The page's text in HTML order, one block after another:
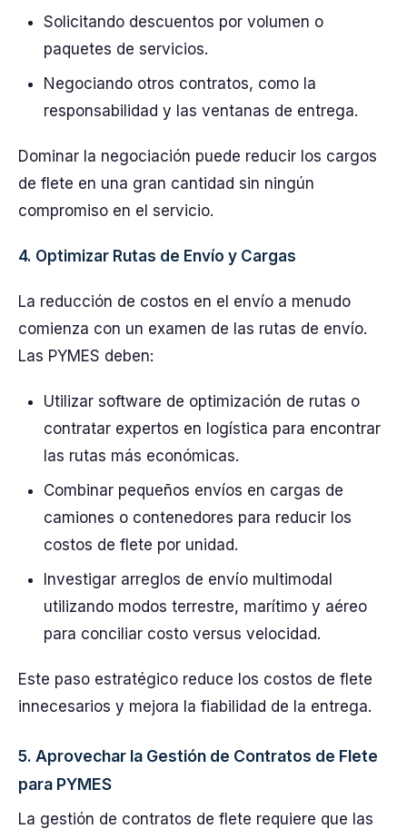
Solicitando descuentos por volumen o
paquetes de servicios.
Negociando otros contratos, como la
responsabilidad y las ventanas de entrega.
Dominar la negociación puede reducir los cargos
de flete en una gran cantidad sin ningún
compromiso en el servicio.
4. Optimizar Rutas de Envío y Cargas
La reducción de costos en el envío a menudo
comienza con un examen de las rutas de envío.
Las PYMES deben:
Utilizar software de optimización de rutas o
contratar expertos en logística para encontrar
las rutas más económicas.
Combinar pequeños envíos en cargas de
camiones o contenedores para reducir los
costos de flete por unidad.
Investigar arreglos de envío multimodal
utilizando modos terrestre, marítimo y aéreo
para conciliar costo versus velocidad.
Este paso estratégico reduce los costos de flete
innecesarios y mejora la fiabilidad de la entrega.
5. Aprovechar la Gestión de Contratos de Flete
para PYMES
La gestión de contratos de flete requiere que las